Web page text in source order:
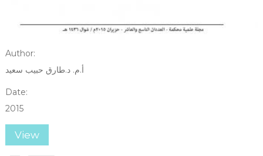
Author:
أ.م. د.طارق حبيب سعيد
Date:
2015
View